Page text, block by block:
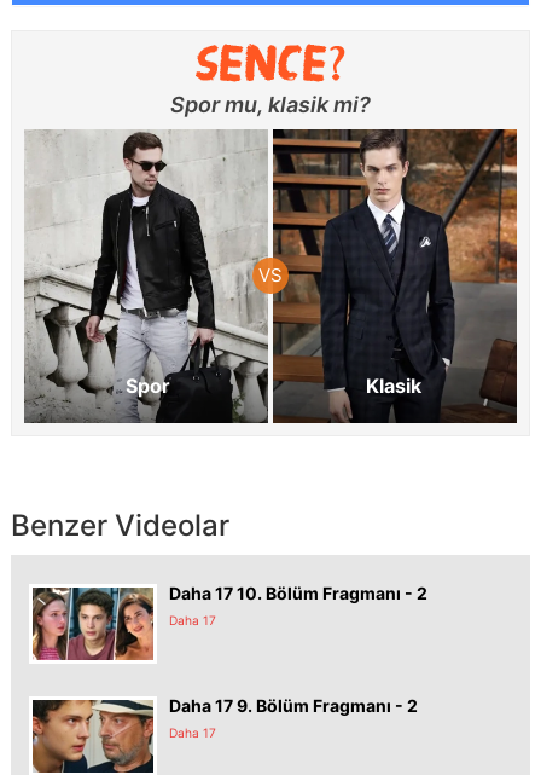
Spor mu, klasik mi?
Spor Klasik
Benzer Videolar
Daha 17 10. Bölüm Fragmanı - 2
Daha 17
Daha 17 9. Bölüm Fragmanı - 2
Daha 17